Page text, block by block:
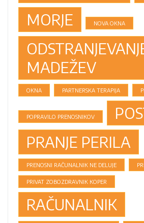
MORJE
NOVA OKNA
MADEŽEV
OKNA PARTNERSKA TERAPIJA
POPRAVILO PRENOSNIKOV
PRANJE PERILA
PRENOSNI RAČUNALNIK NE DELUJE
PRIVAT ZOBOZDRAVNIK KOPER
RAČUNALNIK